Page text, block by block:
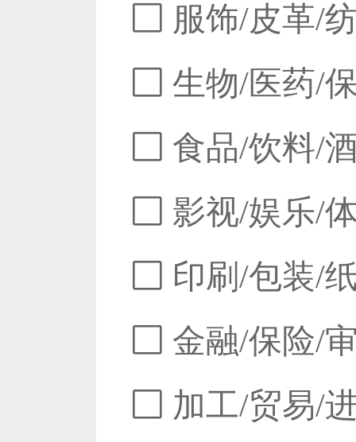
服饰/皮革/
生物/医药/
食品/饮料/
影视/娱乐/
印刷/包装/
金融/保险/
加工/贸易/